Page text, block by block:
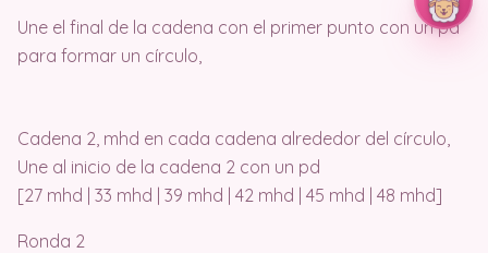
Une el final de la cadena con el primer punto con un pd
para formar un círculo,
Cadena 2, mhd en cada cadena alrededor del círculo,
Une al inicio de la cadena 2 con un pd
[27 mhd | 33 mhd | 39 mhd | 42 mhd | 45 mhd | 48 mhd]
Ronda 2